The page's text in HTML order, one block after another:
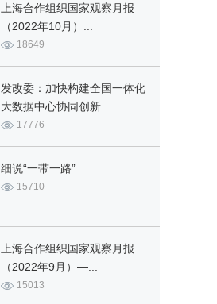
上海合作组织国家观察月报
（2022年10月）...
18649
发改委：加快构建全国一体化
大数据中心协同创新...
17776
细说“一带一路”
15710
上海合作组织国家观察月报
（2022年9月）—...
15013